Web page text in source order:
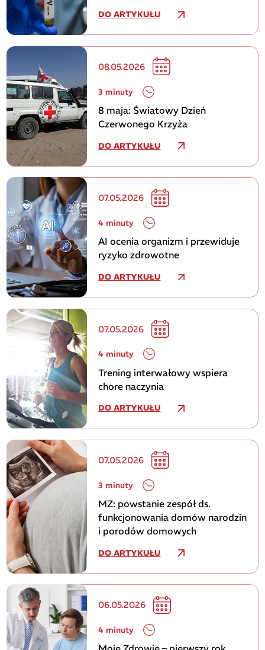
DO ARTYKUŁU
08.05.2026
3 minuty
8 maja: Światowy Dzień
Czerwonego Krzyża
DO ARTYKUŁU
07.05.2026
4 minuty
AI ocenia organizm i przewiduje
ryzyko zdrowotne
DO ARTYKUŁU
07.05.2026
4 minuty
Trening interwałowy wspiera
chore naczynia
DO ARTYKUŁU
07.05.2026
3 minuty
MZ: powstanie zespół ds.
funkcjonowania domów narodzin
i porodów domowych
DO ARTYKUŁU
06.05.2026
4 minuty